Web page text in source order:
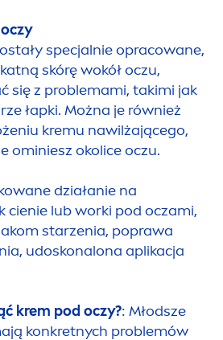
specjalnie opracowane,
skórę wokół oczu,
się z problemami, takimi jak
łapki. Można je również
kremu nawilżającego,
ominiesz okolice oczu.
działanie na
cienie lub worki pod oczami,
starzenia, poprawa
udoskonalona aplikacja
krem pod oczy?: Młodsze
konkretnych problemów